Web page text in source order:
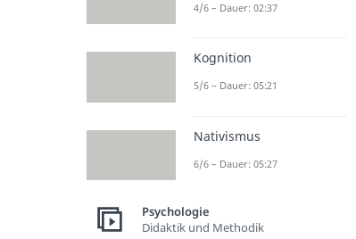
4/6 – Dauer: 02:37
Kognition
5/6 – Dauer: 05:21
Nativismus
6/6 – Dauer: 05:27
Psychologie
Didaktik und Methodik